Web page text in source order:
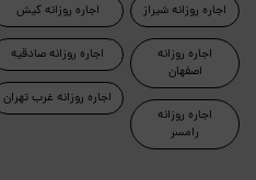
اجاره روزانه شیراز
اجاره روزانه
اصفهان
اجاره روزانه
رامسر
اجاره روزانه کیش
اجاره روزانه صادقیه
اجاره روزانه غرب تهران